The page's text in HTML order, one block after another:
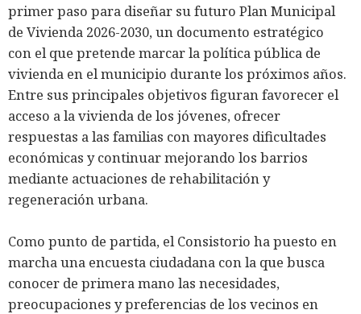
primer paso para diseñar su futuro Plan Municipal
de Vivienda 2026-2030, un documento estratégico
con el que pretende marcar la política pública de
vivienda en el municipio durante los próximos años.
Entre sus principales objetivos figuran favorecer el
acceso a la vivienda de los jóvenes, ofrecer
respuestas a las familias con mayores dificultades
económicas y continuar mejorando los barrios
mediante actuaciones de rehabilitación y
regeneración urbana.
Como punto de partida, el Consistorio ha puesto en
marcha una encuesta ciudadana con la que busca
conocer de primera mano las necesidades,
preocupaciones y preferencias de los vecinos en